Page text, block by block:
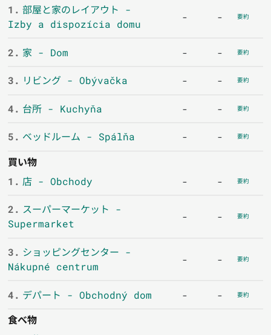
1. 部屋と家のレイアウト -
Izby a dispozícia domu
- - 要約
2. 家 - Dom - - 要約
3. リビング - Obývačka - - 要約
4. 台所 - Kuchyňa - - 要約
5. ベッドルーム - Spálňa - - 要約
買い物
1. 店 - Obchody - - 要約
2. スーパーマーケット -
Supermarket
- - 要約
3. ショッピングセンター -
Nákupné centrum
- - 要約
4. デパート - Obchodný dom - - 要約
食べ物